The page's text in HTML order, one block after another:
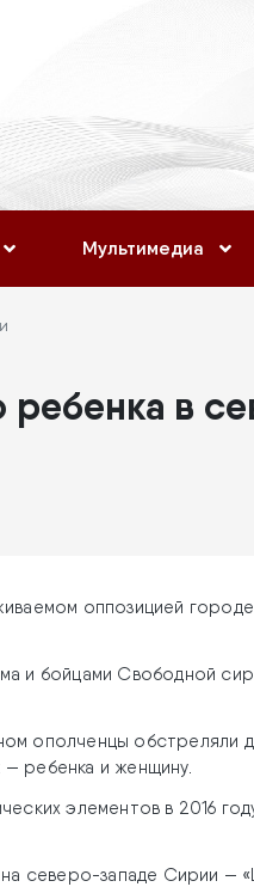
Мультимедиа
ребенка в
оппозицией
и бойцами Свободной
ополченцы обстреляли
— ребенка и женщину.
элементов в 2016
северо-западе Сирии —